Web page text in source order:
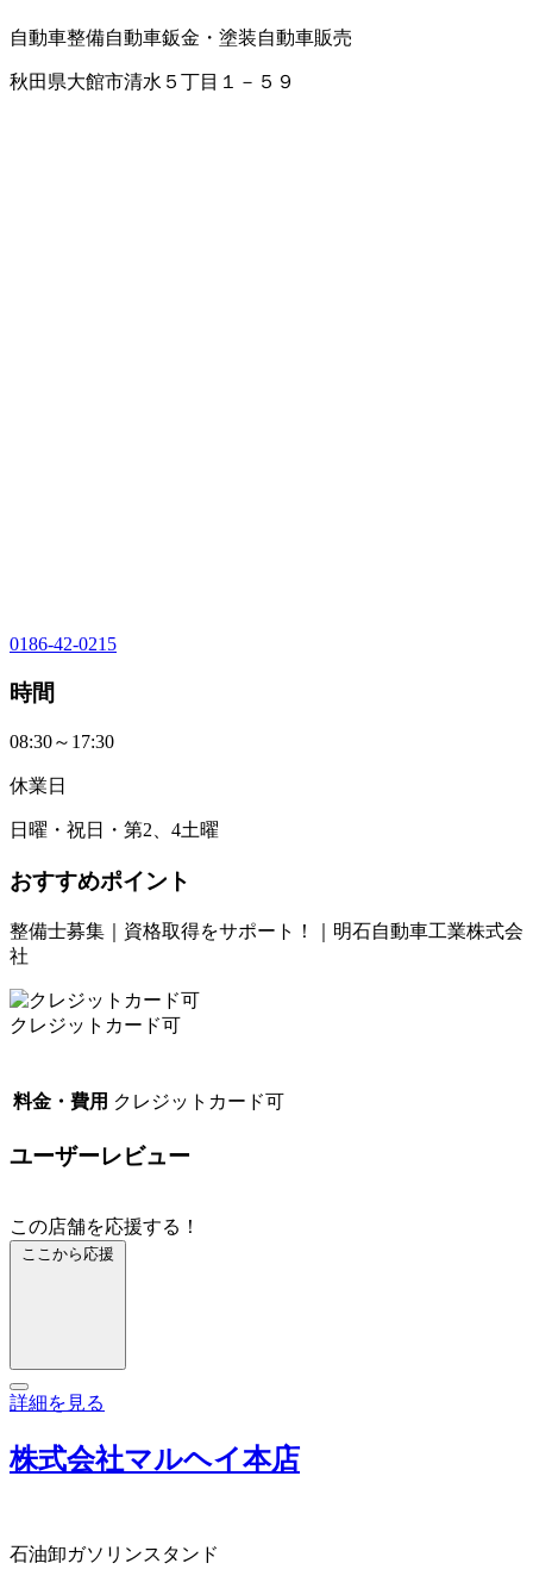
自動車整備自動車鈑金・塗装自動車販売
秋田県大館市清水５丁目１－５９
0186-42-0215
時間
08:30～17:30
休業日
日曜・祝日・第2、4土曜
おすすめポイント
整備士募集｜資格取得をサポート！｜明石自動車工業株式会
社
クレジットカード可
料金・費用 クレジットカード可
ユーザーレビュー
この店舗を応援する！
ここから応援
詳細を見る
株式会社マルヘイ本店
石油卸ガソリンスタンド